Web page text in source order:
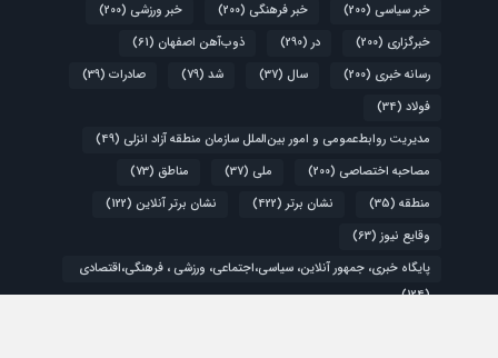
خبر سیاسی (200) خبر فرهنگی (200) خبر ورزشی (200)
خبرگزاری (200) در (290) ذوب‌آهن اصفهان (61)
رسانه خبری (200) سال (37) شد (79) صادرات (39)
فولاد (34)
مدیریت روابط‌عمومی و امور بین‌الملل سازمان منطقه آزاد انزلی (49)
مصاحبه اختصاصی (200) ملی (37) مناطق (73)
منطقه (35) نشان برتر (422) نشان برتر آنلاین (122)
وقایع نیوز (63)
پایگاه خبری، جمهور آنلاین، سیاسی،اجتماعی، ورزشی ، فرهنگی،اقتصادی
(124)